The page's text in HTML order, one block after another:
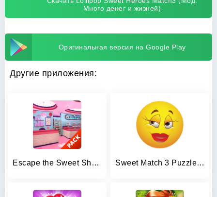
Много денег и жизней)
Оригинальная версия на Google Play
Другие приложения:
Escape the Sweet Shop Series Sweet Match 3 Puzzle Game